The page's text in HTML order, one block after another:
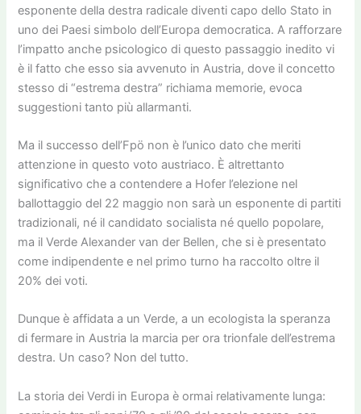
esponente della destra radicale diventi capo dello Stato in
uno dei Paesi simbolo dell’Europa democratica. A rafforzare
l’impatto anche psicologico di questo passaggio inedito vi
è il fatto che esso sia avvenuto in Austria, dove il concetto
stesso di “estrema destra” richiama memorie, evoca
suggestioni tanto più allarmanti.
Ma il successo dell’Fpö non è l’unico dato che meriti
attenzione in questo voto austriaco. È altrettanto
significativo che a contendere a Hofer l’elezione nel
ballottaggio del 22 maggio non sarà un esponente di partiti
tradizionali, né il candidato socialista né quello popolare,
ma il Verde Alexander van der Bellen, che si è presentato
come indipendente e nel primo turno ha raccolto oltre il
20% dei voti.
Dunque è affidata a un Verde, a un ecologista la speranza
di fermare in Austria la marcia per ora trionfale dell’estrema
destra. Un caso? Non del tutto.
La storia dei Verdi in Europa è ormai relativamente lunga: